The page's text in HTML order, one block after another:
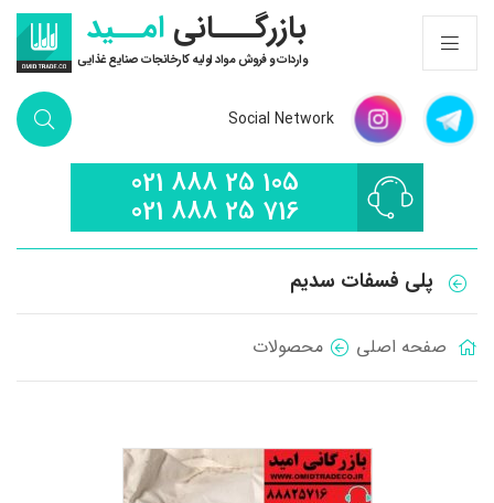
بازرگـــانی امــید
واردات و فروش مواد اولیه کارخانجات صنایع غذایی
Social Network
021 888 25 105
021 888 25 716
پلی فسفات سدیم
صفحه اصلی محصولات